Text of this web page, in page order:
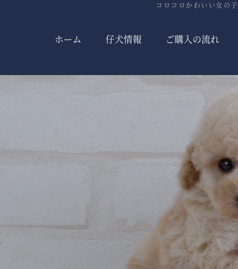
コロコロかわいい女の子
ホーム 仔犬情報 ご購入の流れ